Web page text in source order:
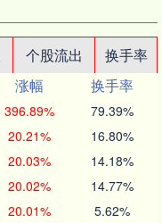
个股流出
换手率
涨幅
换手率
396.89% 79.39%
20.21% 16.80%
20.03% 14.18%
20.02% 14.77%
20.01% 5.62%